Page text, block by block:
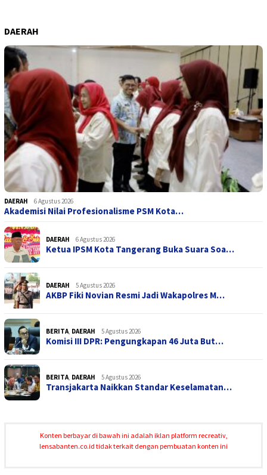
DAERAH
DAERAH 6 Agustus 2026
Akademisi Nilai Profesionalisme PSM Kota…
DAERAH 6 Agustus 2026
Ketua IPSM Kota Tangerang Buka Suara Soa…
DAERAH 5 Agustus 2026
AKBP Fiki Novian Resmi Jadi Wakapolres M…
BERITA, DAERAH 5 Agustus 2026
Komisi III DPR: Pengungkapan 46 Juta But…
BERITA, DAERAH 5 Agustus 2026
Transjakarta Naikkan Standar Keselamatan…
Konten berbayar di bawah ini adalah iklan platform recreativ,
lensabanten.co.id tidak terkait dengan pembuatan konten ini